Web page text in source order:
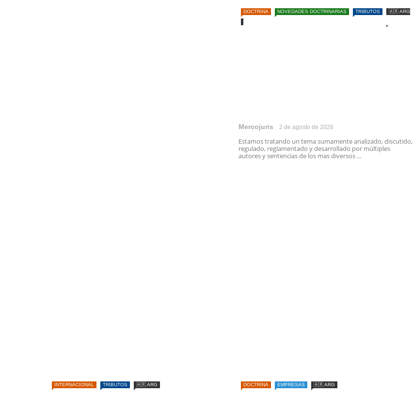
DOCTRINA NOVEDADES DOCTRINARIAS TRIBUTOS 🇦🇷 ARG
Mercojuris 2 de agosto de 2026
Estamos tratando un tema sumamente analizado, discutido,
regulado, reglamentado y desarrollado por múltiples
autores y sentencias de los mas diversos ...
INTERNACIONAL TRIBUTOS 🇦🇷 ARG DOCTRINA EMPRESAS 🇦🇷 ARG